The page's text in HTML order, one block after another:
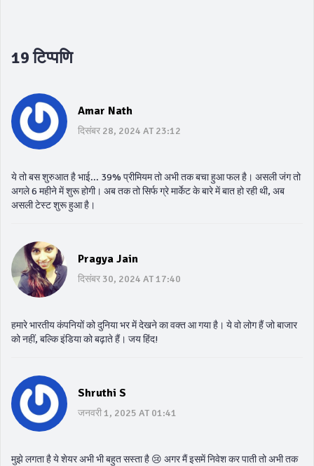
19 टिप्पणि
Amar Nath
दिसंबर 28, 2024 AT 23:12
ये तो बस शुरुआत है भाई... 39% प्रीमियम तो अभी तक बचा हुआ फल है। असली जंग तो
अगले 6 महीने में शुरू होगी। अब तक तो सिर्फ ग्रे मार्केट के बारे में बात हो रही थी, अब
असली टेस्ट शुरू हुआ है।
Pragya Jain
दिसंबर 30, 2024 AT 17:40
हमारे भारतीय कंपनियों को दुनिया भर में देखने का वक्त आ गया है। ये वो लोग हैं जो बाजार
को नहीं, बल्कि इंडिया को बढ़ाते हैं। जय हिंद!
Shruthi S
जनवरी 1, 2025 AT 01:41
मुझे लगता है ये शेयर अभी भी बहुत सस्ता है 😢 अगर मैं इसमें निवेश कर पाती तो अभी तक